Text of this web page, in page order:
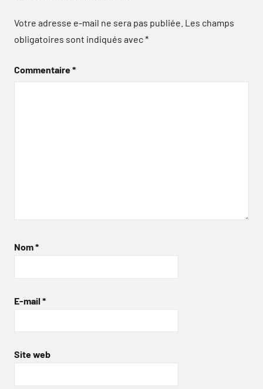
Votre adresse e-mail ne sera pas publiée. Les champs
obligatoires sont indiqués avec*
Commentaire*
Nom*
E-mail *
Site web